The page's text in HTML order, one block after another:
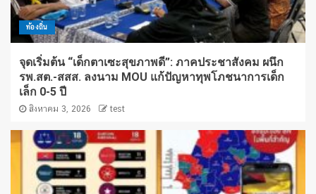
ท้องถิ่น
จุดเริ่มต้น “เด็กตาเซะสุขภาพดี”: ภาคประชาสังคม ผนึก
รพ.สต.-สสส. ลงนาม MOU แก้ปัญหาทุพโภชนาการเด็ก
เล็ก 0-5 ปี
สิงหาคม 3, 2026 test